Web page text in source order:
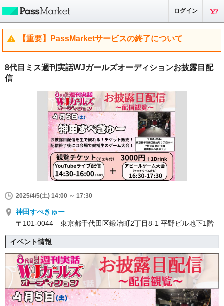
ログイン
【重要】PassMarketサービスの終了について
8代目ミス週刊実話WJガールズオーディションお披露目配
信
2025/4/5(土) 14:00 ～ 17:30
神田すぺきゅー
〒101-0044 東京都千代田区鍛冶町2丁目8-1 平野ビル地下1階
イベント情報